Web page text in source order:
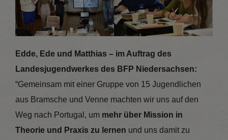
Edde, Ede und Matthias – im Auftrag des
Landesjugendwerkes des BFP Niedersachsen:
“Gemeinsam mit einer Gruppe von 15 Jugendlichen
aus Bramsche und Venne machten wir uns auf den
Weg nach Portugal, um mehr über Mission in
Theorie und Praxis zu lernen und uns damit zu